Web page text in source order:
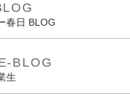
春日 BLOG
BLOG
生